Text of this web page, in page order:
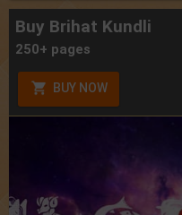
Buy Brihat Kundli
250+ pages
BUY NOW